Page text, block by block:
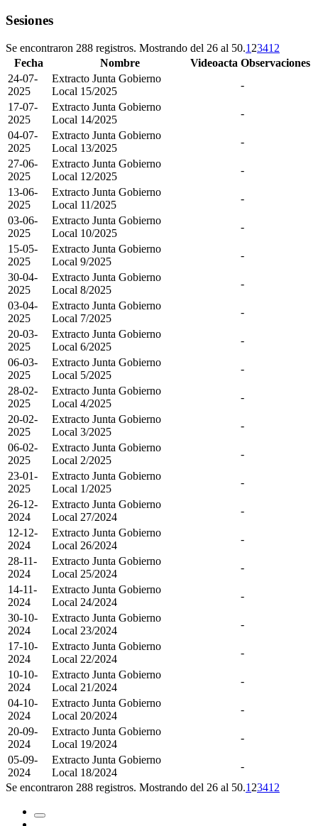
Sesiones
Se encontraron 288 registros. Mostrando del 26 al 50.1 23412
Fecha
Nombre Videoacta Observaciones
24-07-
2025
Extracto Junta Gobierno
Local 15/2025
-
17-07-
2025
Extracto Junta Gobierno
Local 14/2025
-
04-07-
2025
Extracto Junta Gobierno
Local 13/2025
-
27-06-
2025
Extracto Junta Gobierno
Local 12/2025
-
13-06-
2025
Extracto Junta Gobierno
Local 11/2025
-
03-06-
2025
Extracto Junta Gobierno
Local 10/2025
-
15-05-
2025
Extracto Junta Gobierno
Local 9/2025
-
30-04-
2025
Extracto Junta Gobierno
Local 8/2025
-
03-04-
2025
Extracto Junta Gobierno
Local 7/2025
-
20-03-
2025
Extracto Junta Gobierno
Local 6/2025
-
06-03-
2025
Extracto Junta Gobierno
Local 5/2025
-
28-02-
2025
Extracto Junta Gobierno
Local 4/2025
-
20-02-
2025
Extracto Junta Gobierno
Local 3/2025
-
06-02-
2025
Extracto Junta Gobierno
Local 2/2025
-
23-01-
2025
Extracto Junta Gobierno
Local 1/2025
-
26-12-
2024
Extracto Junta Gobierno
Local 27/2024
-
12-12-
2024
Extracto Junta Gobierno
Local 26/2024
-
28-11-
2024
Extracto Junta Gobierno
Local 25/2024
-
14-11-
2024
Extracto Junta Gobierno
Local 24/2024
-
30-10-
2024
Extracto Junta Gobierno
Local 23/2024
-
17-10-
2024
Extracto Junta Gobierno
Local 22/2024
-
10-10-
2024
Extracto Junta Gobierno
Local 21/2024
-
04-10-
2024
Extracto Junta Gobierno
Local 20/2024
-
20-09-
2024
Extracto Junta Gobierno
Local 19/2024
-
05-09-
2024
Extracto Junta Gobierno
Local 18/2024
-
Se encontraron 288 registros. Mostrando del 26 al 50.1 23412